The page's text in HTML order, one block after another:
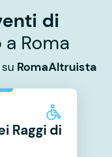
di
a Roma
RomaAltruista
Raggi di